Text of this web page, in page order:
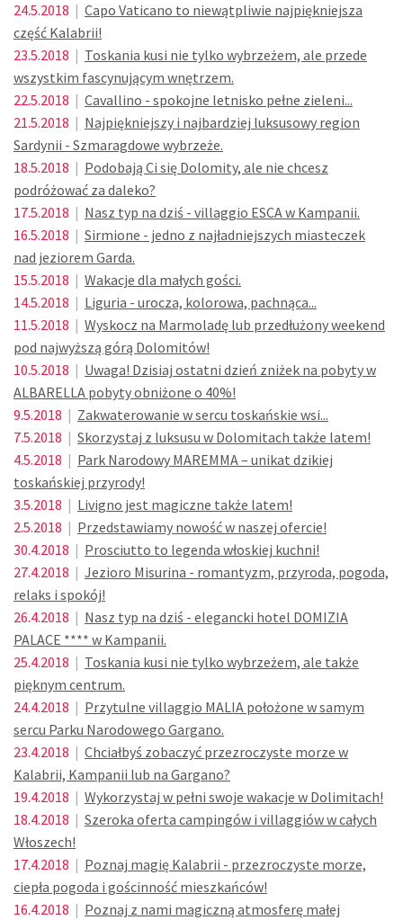
24.5.2018 | Capo Vaticano to niewątpliwie najpiękniejsza
część Kalabrii!
23.5.2018 | Toskania kusi nie tylko wybrzeżem, ale przede
wszystkim fascynującym wnętrzem.
22.5.2018 | Cavallino - spokojne letnisko pełne zieleni...
21.5.2018 | Najpiękniejszy i najbardziej luksusowy region
Sardynii - Szmaragdowe wybrzeże.
18.5.2018 | Podobają Ci się Dolomity, ale nie chcesz
podróżować za daleko?
17.5.2018 | Nasz typ na dziś - villaggio ESCA w Kampanii.
16.5.2018 | Sirmione - jedno z najładniejszych miasteczek
nad jeziorem Garda.
15.5.2018 | Wakacje dla małych gości.
14.5.2018 | Liguria - urocza, kolorowa, pachnąca...
11.5.2018 | Wyskocz na Marmoladę lub przedłużony weekend
pod najwyższą górą Dolomitów!
10.5.2018 | Uwaga! Dzisiaj ostatni dzień zniżek na pobyty w
ALBARELLA pobyty obniżone o 40%!
9.5.2018 | Zakwaterowanie w sercu toskańskie wsi...
7.5.2018 | Skorzystaj z luksusu w Dolomitach także latem!
4.5.2018 | Park Narodowy MAREMMA – unikat dzikiej
toskańskiej przyrody!
3.5.2018 | Livigno jest magiczne także latem!
2.5.2018 | Przedstawiamy nowość w naszej ofercie!
30.4.2018 | Prosciutto to legenda włoskiej kuchni!
27.4.2018 | Jezioro Misurina - romantyzm, przyroda, pogoda,
relaks i spokój!
26.4.2018 | Nasz typ na dziś - elegancki hotel DOMIZIA
PALACE **** w Kampanii.
25.4.2018 | Toskania kusi nie tylko wybrzeżem, ale także
pięknym centrum.
24.4.2018 | Przytulne villaggio MALIA położone w samym
sercu Parku Narodowego Gargano.
23.4.2018 | Chciałbyś zobaczyć przezroczyste morze w
Kalabrii, Kampanii lub na Gargano?
19.4.2018 | Wykorzystaj w pełni swoje wakacje w Dolimitach!
18.4.2018 | Szeroka oferta campingów i villaggiów w całych
Włoszech!
17.4.2018 | Poznaj magię Kalabrii - przezroczyste morze,
ciepła pogoda i gościnność mieszkańców!
16.4.2018 | Poznaj z nami magiczną atmosferę małej